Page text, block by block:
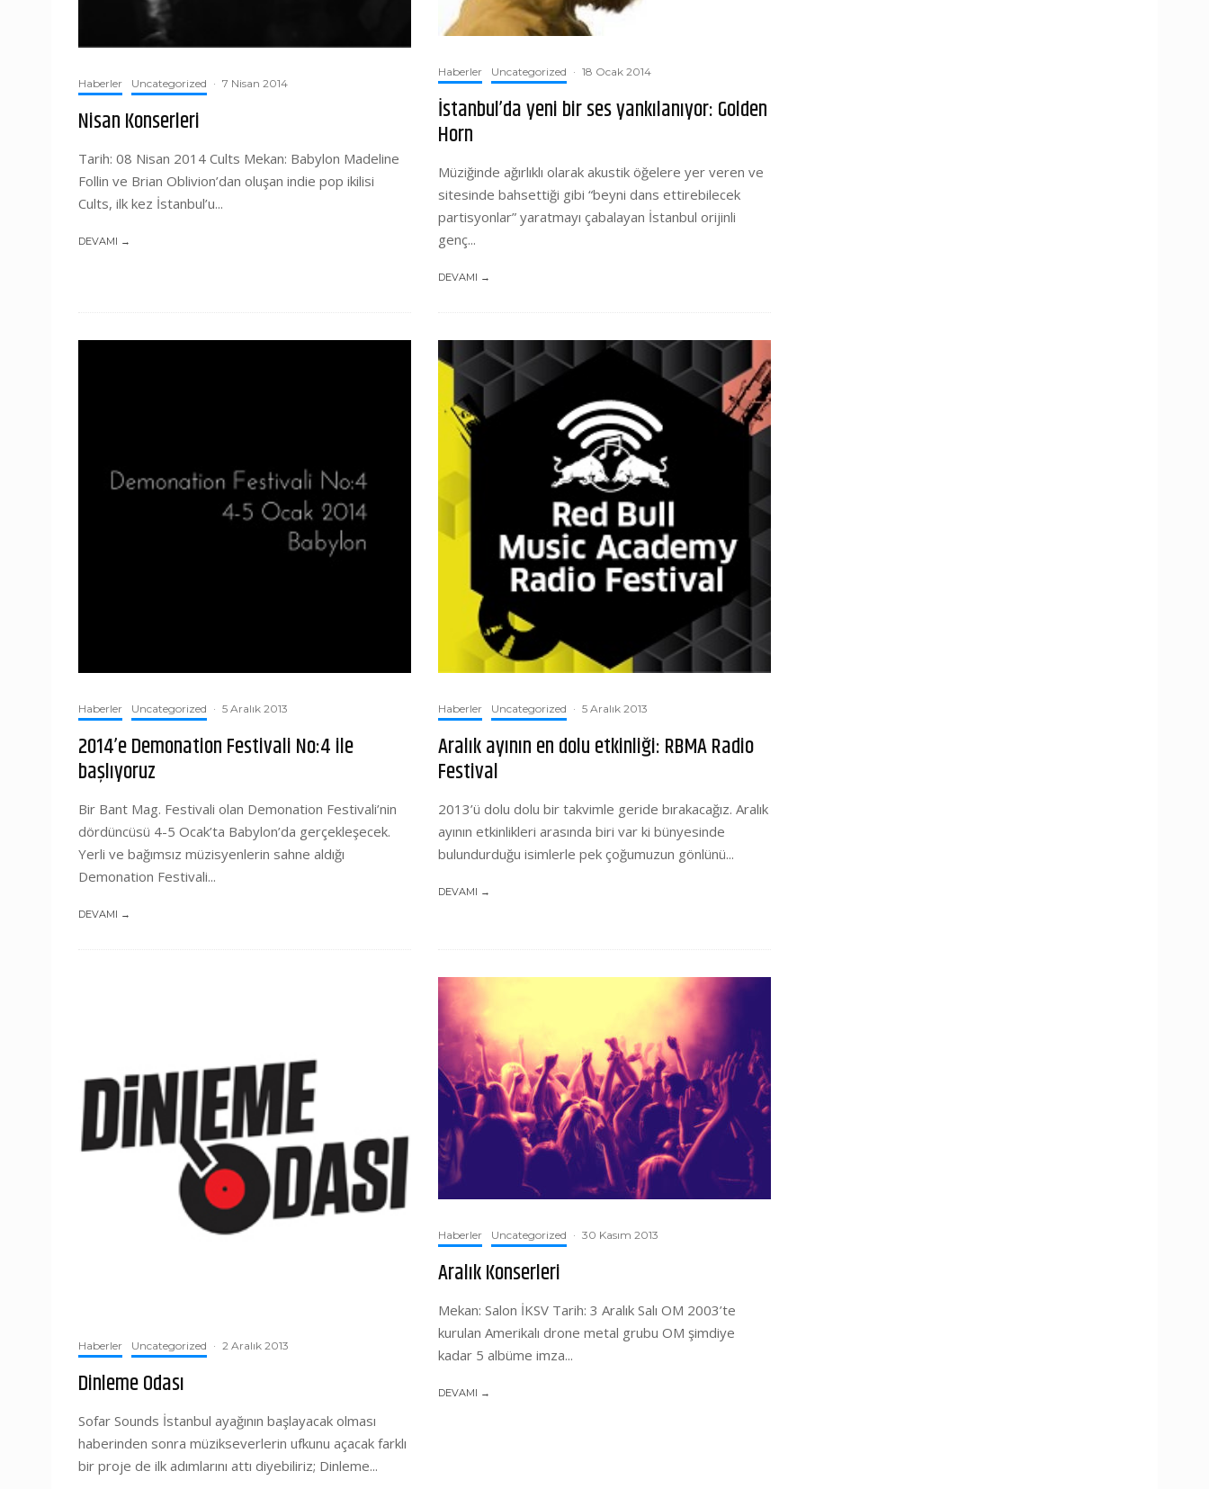
Haberler Uncategorized · 7 Nisan 2014
Nisan Konserleri
Tarih: 08 Nisan 2014 Cults Mekan: Babylon Madeline
Follin ve Brian Oblivion’dan oluşan indie pop ikilisi
Cults, ilk kez İstanbul’u...
DEVAMI →
Haberler Uncategorized · 18 Ocak 2014
İstanbul’da yeni bir ses yankılanıyor: Golden
Horn
Müziğinde ağırlıklı olarak akustik öğelere yer veren ve
sitesinde bahsettiği gibi “beyni dans ettirebilecek
partisyonlar” yaratmayı çabalayan İstanbul orijinli
genç...
DEVAMI →
Haberler Uncategorized · 5 Aralık 2013
2014’e Demonation Festivali No:4 ile
başlıyoruz
Bir Bant Mag. Festivali olan Demonation Festivali’nin
dördüncüsü 4-5 Ocak’ta Babylon’da gerçekleşecek.
Yerli ve bağımsız müzisyenlerin sahne aldığı
Demonation Festivali...
DEVAMI →
Haberler Uncategorized · 5 Aralık 2013
Aralık ayının en dolu etkinliği: RBMA Radio
Festival
2013’ü dolu dolu bir takvimle geride bırakacağız. Aralık
ayının etkinlikleri arasında biri var ki bünyesinde
bulundurduğu isimlerle pek çoğumuzun gönlünü...
DEVAMI →
Haberler Uncategorized · 2 Aralık 2013
Dinleme Odası
Sofar Sounds İstanbul ayağının başlayacak olması
haberinden sonra müzikseverlerin ufkunu açacak farklı
bir proje de ilk adımlarını attı diyebiliriz; Dinleme...
Haberler Uncategorized · 30 Kasım 2013
Aralık Konserleri
Mekan: Salon İKSV Tarih: 3 Aralık Salı OM 2003’te
kurulan Amerikalı drone metal grubu OM şimdiye
kadar 5 albüme imza...
DEVAMI →